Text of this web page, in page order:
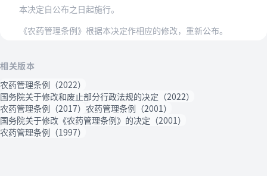
本决定自公布之日起施行。
《农药管理条例》根据本决定作相应的修改，重新公布。
相关版本
农药管理条例（2022）
国务院关于修改和废止部分行政法规的决定（2022）
农药管理条例（2017） 农药管理条例（2001）
国务院关于修改《农药管理条例》的决定（2001）
农药管理条例（1997）